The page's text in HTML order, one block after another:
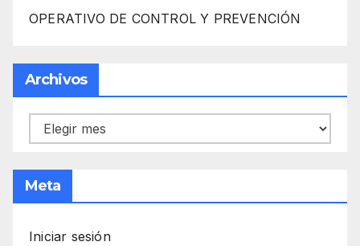
OPERATIVO DE CONTROL Y PREVENCIÓN
Archivos
Archivos
Meta
Iniciar sesión